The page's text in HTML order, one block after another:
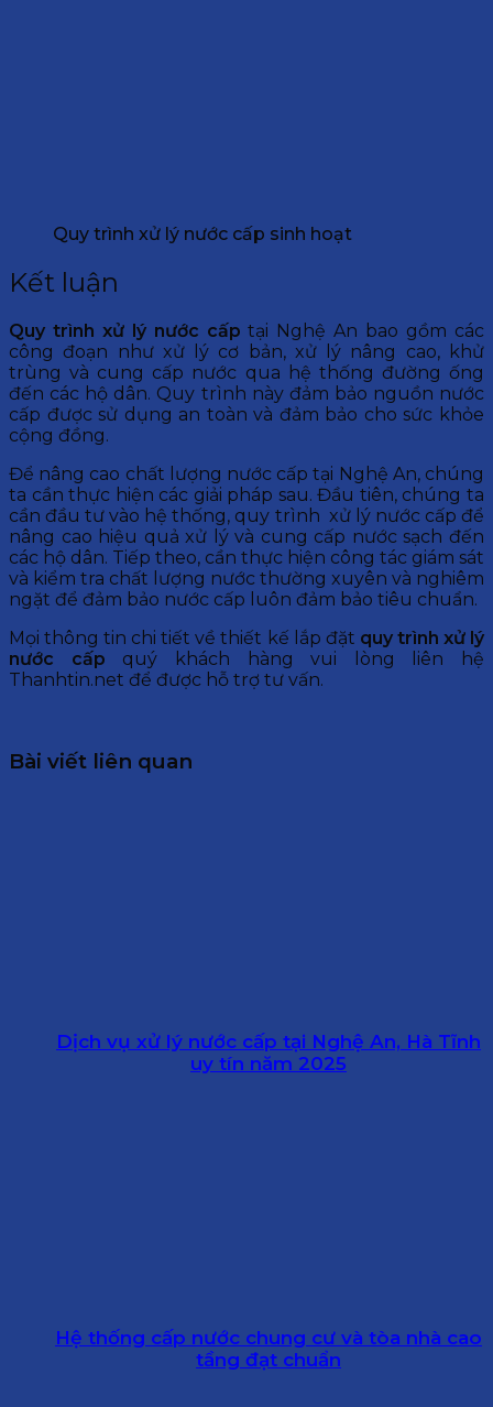
Quy trình xử lý nước cấp sinh hoạt
Kết luận
Quy trình xử lý nước cấp tại Nghệ An bao gồm các
công đoạn như xử lý cơ bản, xử lý nâng cao, khử
trùng và cung cấp nước qua hệ thống đường ống
đến các hộ dân. Quy trình này đảm bảo nguồn nước
cấp được sử dụng an toàn và đảm bảo cho sức khỏe
cộng đồng.
Để nâng cao chất lượng nước cấp tại Nghệ An, chúng
ta cần thực hiện các giải pháp sau. Đầu tiên, chúng ta
cần đầu tư vào hệ thống, quy trình xử lý nước cấp để
nâng cao hiệu quả xử lý và cung cấp nước sạch đến
các hộ dân. Tiếp theo, cần thực hiện công tác giám sát
và kiểm tra chất lượng nước thường xuyên và nghiêm
ngặt để đảm bảo nước cấp luôn đảm bảo tiêu chuẩn.
Mọi thông tin chi tiết về thiết kế lắp đặt quy trình xử lý
nước cấp quý khách hàng vui lòng liên hệ
Thanhtin.net để được hỗ trợ tư vấn.
Bài viết liên quan
Dịch vụ xử lý nước cấp tại Nghệ An, Hà Tĩnh
uy tín năm 2025
Hệ thống cấp nước chung cư và tòa nhà cao
tầng đạt chuẩn